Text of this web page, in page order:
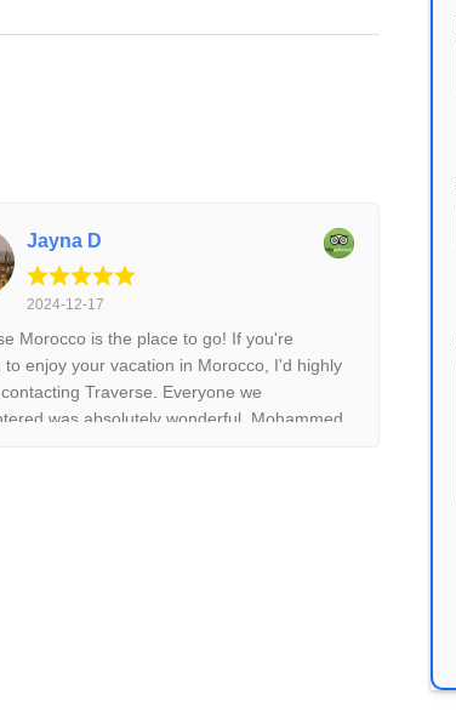
Jayna D
2024-12-17
Morocco is the place to go! If you're
to enjoy your vacation in Morocco, I'd highly
Traverse. Everyone we
was absolutely wonderful. Mohammed
much information about Moroccan history.
Thank you so much for your time and